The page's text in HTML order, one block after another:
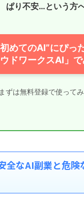
ぱり不安…という方
めてのAI”にぴっ
ウドワークスAI」
ずは無料登録で使ってみ
全なAI副業と危